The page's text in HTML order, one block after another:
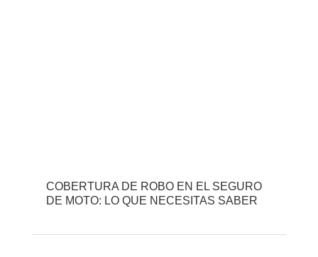
COBERTURA DE ROBO EN EL SEGURO
DE MOTO: LO QUE NECESITAS SABER